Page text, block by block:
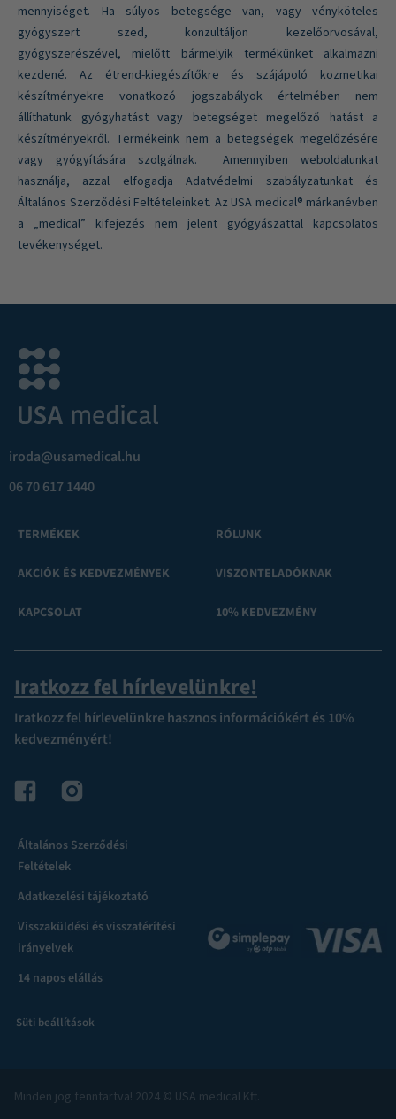
mennyiséget. Ha súlyos betegsége van, vagy vényköteles
gyógyszert szed, konzultáljon kezelőorvosával,
gyógyszerészével, mielőtt bármelyik termékünket alkalmazni
kezdené. Az étrend-kiegészítőkre és szájápoló kozmetikai
készítményekre vonatkozó jogszabályok értelmében nem
állíthatunk gyógyhatást vagy betegséget megelőző hatást a
készítményekről. Termékeink nem a betegségek megelőzésére
vagy gyógyítására szolgálnak. Amennyiben weboldalunkat
használja, azzal elfogadja Adatvédelmi szabályzatunkat és
Általános Szerződési Feltételeinket. Az USA medical® márkanévben
a „medical” kifejezés nem jelent gyógyászattal kapcsolatos
tevékenységet.
iroda@usamedical.hu
06 70 617 1440
TERMÉKEK
AKCIÓK ÉS KEDVEZMÉNYEK
KAPCSOLAT
RÓLUNK
VISZONTELADÓKNAK
10% KEDVEZMÉNY
Iratkozz fel hírlevelünkre!
Iratkozz fel hírlevelünkre hasznos információkért és 10%
kedvezményért!
Általános Szerződési
Feltételek
Adatkezelési tájékoztató
Visszaküldési és visszatérítési
irányelvek
14 napos elállás
Süti beállítások
Minden jog fenntartva! 2024 © USA medical Kft.